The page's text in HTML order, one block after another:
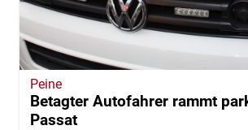
Peine
Betagter Autofahrer rammt
Passat